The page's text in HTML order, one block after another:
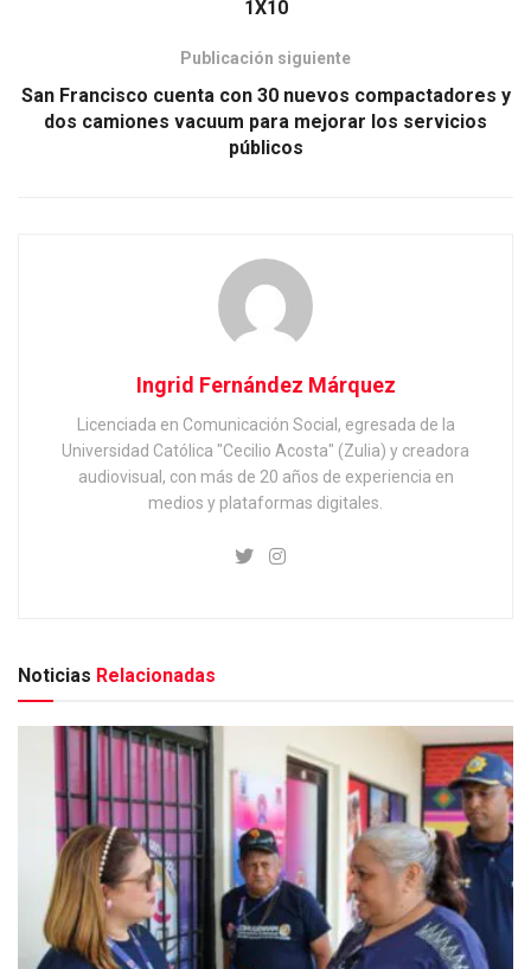
1X10
Publicación siguiente
San Francisco cuenta con 30 nuevos compactadores y
dos camiones vacuum para mejorar los servicios
públicos
Ingrid Fernández Márquez
Licenciada en Comunicación Social, egresada de la
Universidad Católica "Cecilio Acosta" (Zulia) y creadora
audiovisual, con más de 20 años de experiencia en
medios y plataformas digitales.
Noticias Relacionadas